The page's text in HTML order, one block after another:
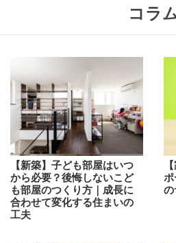
コラ
【新築】子ども部屋はいつ
から必要？後悔しないこど
も部屋のつくり方｜成長に
合わせて変化する住まいの
工夫
の